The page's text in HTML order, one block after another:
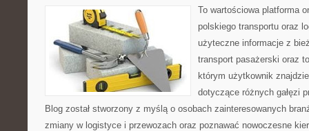
To wartościowa platforma
polskiego transportu oraz
użyteczne informacje z
transport pasażerski oraz
którym użytkownik
dotyczące różnych gałęzi
Blog został stworzony z myślą o osobach zainteresowanych
zmiany w logistyce i przewozach oraz poznawać nowoczesne